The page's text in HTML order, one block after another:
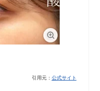
引用元： 公式サイト